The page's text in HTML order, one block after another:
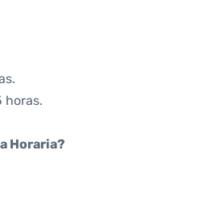
horas.
Horaria?